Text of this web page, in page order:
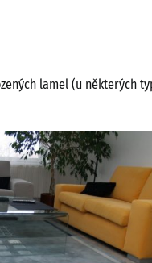
lamel (u některých